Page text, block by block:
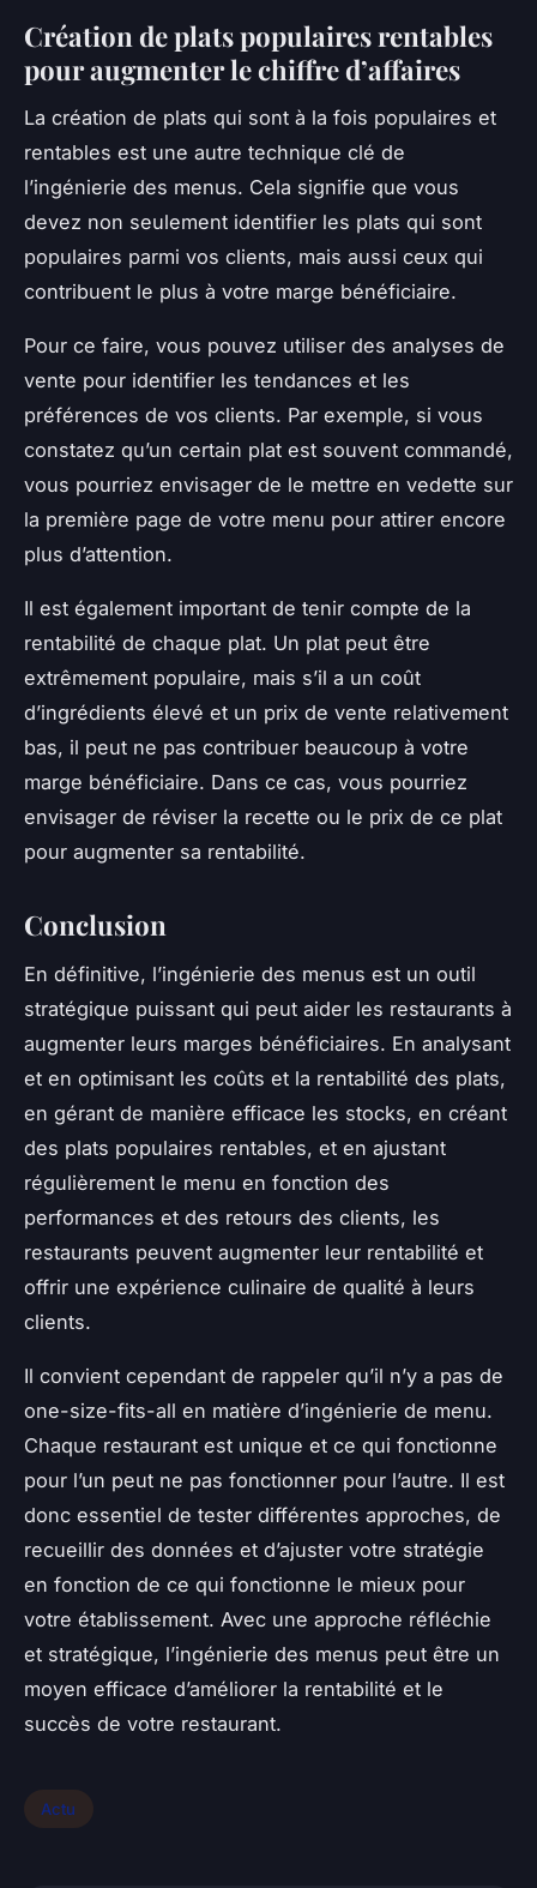
Création de plats populaires rentables
pour augmenter le chiffre d’affaires
La création de plats qui sont à la fois populaires et
rentables est une autre technique clé de
l’ingénierie des menus. Cela signifie que vous
devez non seulement identifier les plats qui sont
populaires parmi vos clients, mais aussi ceux qui
contribuent le plus à votre marge bénéficiaire.
Pour ce faire, vous pouvez utiliser des analyses de
vente pour identifier les tendances et les
préférences de vos clients. Par exemple, si vous
constatez qu’un certain plat est souvent commandé,
vous pourriez envisager de le mettre en vedette sur
la première page de votre menu pour attirer encore
plus d’attention.
Il est également important de tenir compte de la
rentabilité de chaque plat. Un plat peut être
extrêmement populaire, mais s’il a un coût
d’ingrédients élevé et un prix de vente relativement
bas, il peut ne pas contribuer beaucoup à votre
marge bénéficiaire. Dans ce cas, vous pourriez
envisager de réviser la recette ou le prix de ce plat
pour augmenter sa rentabilité.
Conclusion
En définitive, l’ingénierie des menus est un outil
stratégique puissant qui peut aider les restaurants à
augmenter leurs marges bénéficiaires. En analysant
et en optimisant les coûts et la rentabilité des plats,
en gérant de manière efficace les stocks, en créant
des plats populaires rentables, et en ajustant
régulièrement le menu en fonction des
performances et des retours des clients, les
restaurants peuvent augmenter leur rentabilité et
offrir une expérience culinaire de qualité à leurs
clients.
Il convient cependant de rappeler qu’il n’y a pas de
one-size-fits-all en matière d’ingénierie de menu.
Chaque restaurant est unique et ce qui fonctionne
pour l’un peut ne pas fonctionner pour l’autre. Il est
donc essentiel de tester différentes approches, de
recueillir des données et d’ajuster votre stratégie
en fonction de ce qui fonctionne le mieux pour
votre établissement. Avec une approche réfléchie
et stratégique, l’ingénierie des menus peut être un
moyen efficace d’améliorer la rentabilité et le
succès de votre restaurant.
Actu